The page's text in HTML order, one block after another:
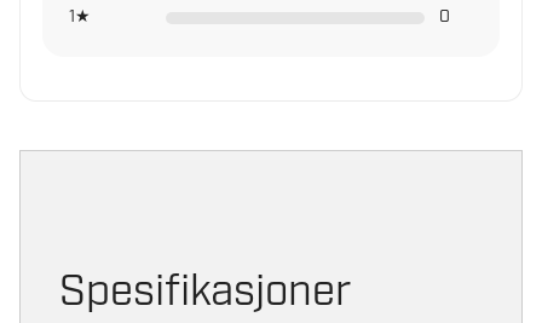
1★
0
Spesifikasjoner